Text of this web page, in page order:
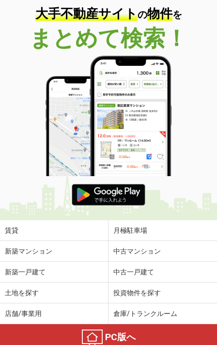
大手不動産サイトの物件を
まとめて検索！
賃貸 月極駐車場
新築マンション 中古マンション
新築一戸建て 中古一戸建て
土地を探す 投資物件を探す
店舗/事業用 倉庫/トランクルーム
PC版へ